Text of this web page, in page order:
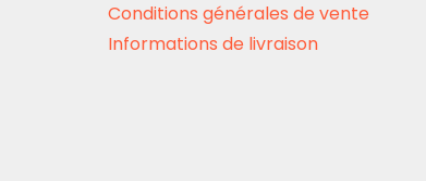
Conditions générales de vente
Informations de livraison